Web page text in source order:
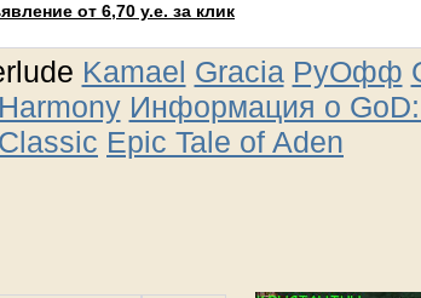
от 6,70 у.е. за клик
Kamael Gracia РуОфф
Информация о
Classic Epic Tale of Aden